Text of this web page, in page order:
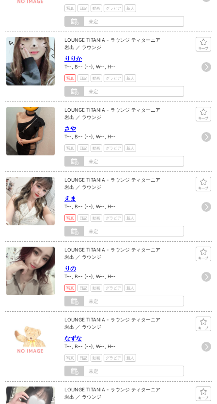
写真 日記 動画 グラビア 新人
未定
LOUNGE TITANIA - ラウンジ ティターニア
岩出 ／ ラウンジ
りりか
T--, B-- (--), W--, H--
写真 日記 動画 グラビア 新人
未定
LOUNGE TITANIA - ラウンジ ティターニア
岩出 ／ ラウンジ
さや
T--, B-- (--), W--, H--
写真 日記 動画 グラビア 新人
未定
LOUNGE TITANIA - ラウンジ ティターニア
岩出 ／ ラウンジ
えま
T--, B-- (--), W--, H--
写真 日記 動画 グラビア 新人
未定
LOUNGE TITANIA - ラウンジ ティターニア
岩出 ／ ラウンジ
りの
T--, B-- (--), W--, H--
写真 日記 動画 グラビア 新人
未定
LOUNGE TITANIA - ラウンジ ティターニア
岩出 ／ ラウンジ
なずな
T--, B-- (--), W--, H--
写真 日記 動画 グラビア 新人
未定
LOUNGE TITANIA - ラウンジ ティターニア
岩出 ／ ラウンジ